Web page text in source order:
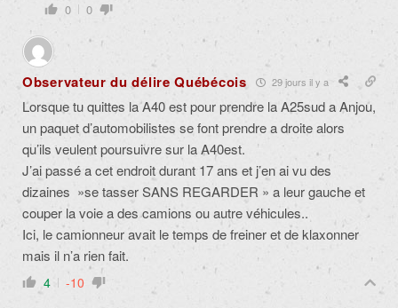
0 0
Observateur du délire Québécois 29 jours il y a
Lorsque tu quittes la A40 est pour prendre la A25sud a Anjou,
un paquet d’automobilistes se font prendre a droite alors
qu’ils veulent poursuivre sur la A40est.
J’ai passé a cet endroit durant 17 ans et j’en ai vu des
dizaines »se tasser SANS REGARDER » a leur gauche et
couper la voie a des camions ou autre véhicules..
Ici, le camionneur avait le temps de freiner et de klaxonner
mais il n’a rien fait.
4 -10